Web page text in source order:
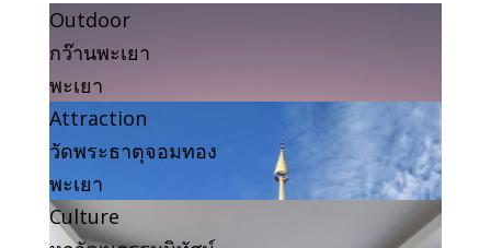
Outdoor
กว๊านพะเยา
พะเยา
Attraction
วัดพระธาตุจอมทอง
พะเยา
Culture